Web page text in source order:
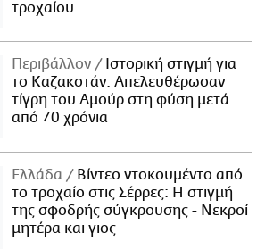
τροχαίου
Περιβάλλον
Ιστορική στιγμή για
το Καζακστάν: Απελευθέρωσαν
τίγρη του Αμούρ στη φύση μετά
από 70 χρόνια
Ελλάδα
Βίντεο ντοκουμέντο από
το τροχαίο στις Σέρρες: Η στιγμή
της σφοδρής σύγκρουσης - Νεκροί
μητέρα και γιος